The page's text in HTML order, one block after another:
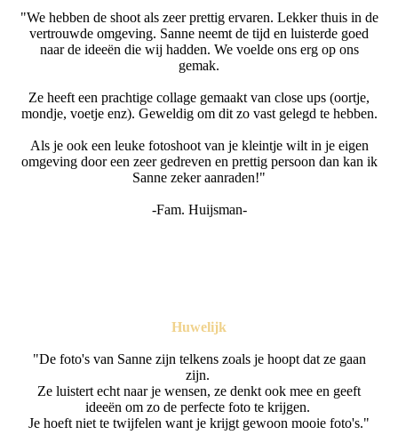
"We hebben de shoot als zeer prettig ervaren. Lekker thuis in de
vertrouwde omgeving. Sanne neemt de tijd en luisterde goed
naar de ideeën die wij hadden. We voelde ons erg op ons
gemak.
Ze heeft een prachtige collage gemaakt van close ups (oortje,
mondje, voetje enz). Geweldig om dit zo vast gelegd te hebben.
Als je ook een leuke fotoshoot van je kleintje wilt in je eigen
omgeving door een zeer gedreven en prettig persoon dan kan ik
Sanne zeker aanraden!"
-Fam. Huijsman-
Huwelijk
"De foto's van Sanne zijn telkens zoals je hoopt dat ze gaan
zijn.
Ze luistert echt naar je wensen, ze denkt ook mee en geeft
ideeën om zo de perfecte foto te krijgen.
Je hoeft niet te twijfelen want je krijgt gewoon mooie foto's."